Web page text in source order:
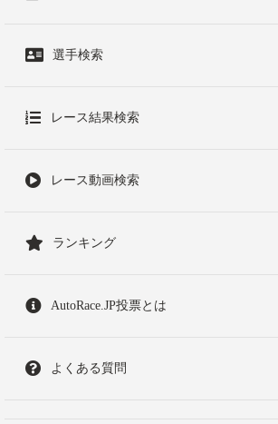
選手検索
レース結果検索
レース動画検索
ランキング
AutoRace.JP投票とは
よくある質問